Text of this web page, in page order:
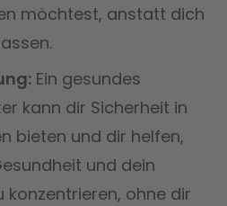
möchtest, anstatt dich
Ein gesundes
kann dir Sicherheit in
bieten und dir helfen,
und dein
konzentrieren, ohne dir